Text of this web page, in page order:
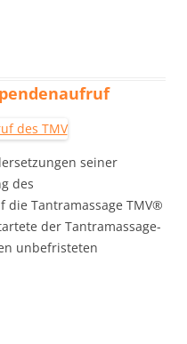
seiner
des
die Tantramassage TMV®
der Tantramassage-
unbefristeten